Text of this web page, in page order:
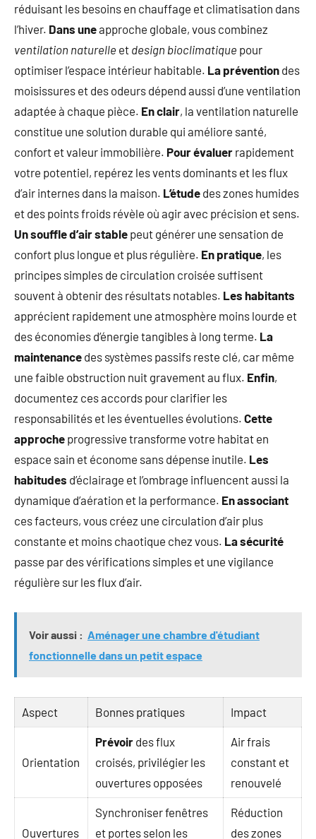
réduisant les besoins en chauffage et climatisation dans
l’hiver. Dans uneapproche globale, vous combinez
ventilation naturelle et design bioclimatique pour
optimiser l’espace intérieur habitable. La prévention des
moisissures et des odeurs dépend aussi d’une ventilation
adaptée à chaque pièce. En clair, la ventilation naturelle
constitue une solution durable qui améliore santé,
confort et valeur immobilière. Pour évaluer rapidement
votre potentiel, repérez les vents dominants et les flux
d’air internes dans la maison. L’étude des zones humides
et des points froids révèle où agir avec précision et sens.
Un souffle d’air stable peut générer une sensation de
confort plus longue et plus régulière. En pratique, les
principes simples de circulation croisée suffisent
souvent à obtenir des résultats notables. Les habitants
apprécient rapidement une atmosphère moins lourde et
des économies d’énergie tangibles à long terme. La
maintenance des systèmes passifs reste clé, car même
une faible obstruction nuit gravement au flux. Enfin,
documentez ces accords pour clarifier les
responsabilités et les éventuelles évolutions. Cette
approche progressive transforme votre habitat en
espace sain et économe sans dépense inutile. Les
habitudes d’éclairage et l’ombrage influencent aussi la
dynamique d’aération et la performance. En associant
ces facteurs, vous créez une circulation d’air plus
constante et moins chaotique chez vous. La sécurité
passe par des vérifications simples et une vigilance
régulière sur les flux d’air.
Voir aussi : Aménager une chambre d'étudiant
fonctionnelle dans un petit espace
Aspect Bonnes pratiques Impact
Orientation
Prévoir des flux
croisés, privilégier les
ouvertures opposées
Air frais
constant et
renouvelé
Ouvertures
Synchroniser fenêtres
et portes selon les
Réduction
des zones